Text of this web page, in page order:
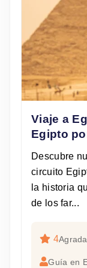
Viaje a
Egipto
Descubre
circuito
la historia
de los far...
4
Guía en